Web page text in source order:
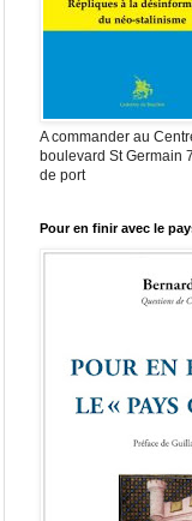
A commander au
boulevard St Germain
de port
Pour en finir avec le